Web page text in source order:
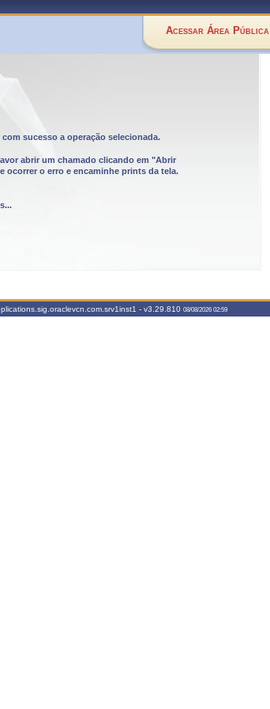
Acessar Área Pública
sucesso a operação selecionada.
abrir um chamado clicando em "Abrir
ocorrer o erro e encaminhe prints da tela.
- v3.29.810 08/08/2026 02:59